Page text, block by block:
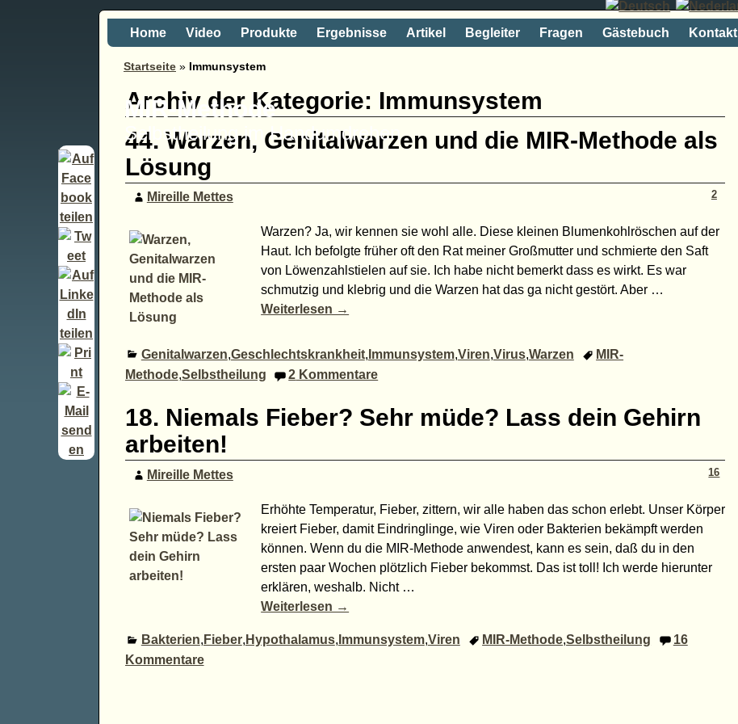
MIR-Methode
Selbstheilung im Handumdrehen
Home Video Produkte Ergebnisse Artikel Begleiter Fragen Gästebuch Kontakt
Startseite » Immunsystem
Archiv der Kategorie: Immunsystem
44. Warzen, Genitalwarzen und die MIR-Methode als
Lösung
Mireille Mettes 2
Warzen? Ja, wir kennen sie wohl alle. Diese kleinen Blumenkohlröschen auf der
Haut. Ich befolgte früher oft den Rat meiner Großmutter und schmierte den Saft
von Löwenzahlstielen auf sie. Ich habe nicht bemerkt dass es wirkt. Es war
schmutzig und klebrig und die Warzen hat das ga nicht gestört. Aber …
Weiterlesen →
Genitalwarzen,Geschlechtskrankheit, Immunsystem,Viren,Virus,Warzen
MIR-
Methode,Selbstheilung 2 Kommentare
18. Niemals Fieber? Sehr müde? Lass dein Gehirn
arbeiten!
Mireille Mettes 16
Erhöhte Temperatur, Fieber, zittern, wir alle haben das schon erlebt. Unser Körper
kreiert Fieber, damit Eindringlinge, wie Viren oder Bakterien bekämpft werden
können. Wenn du die MIR-Methode anwendest, kann es sein, daß du in den
ersten paar Wochen plötzlich Fieber bekommst. Das ist toll! Ich werde hierunter
erklären, weshalb. Nicht …
Weiterlesen →
Bakterien, Fieber, Hypothalamus, Immunsystem,Viren MIR-Methode,Selbstheilung
16
Kommentare